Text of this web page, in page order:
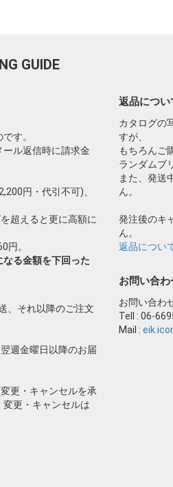
GUIDE
す。
ル返信時に請求金
円・代引不可)、
超えると更に高額に
円。
る金額を下回った
、それ以降のご注文
週金曜日以降のお届
更・キャンセルを承
更・キャンセルは
返品につい
カタログの
すが、
もちろんご
ランダムブ
また、発送
ん。
発注後のキ
ん。
返品につい
お問い合わ
お問い合わ
Tell : 06-
Mail :